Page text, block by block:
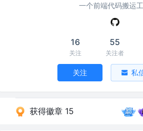
一个前端代码搬运工
16
关注
55
关注者
关注 私
获得徽章 15